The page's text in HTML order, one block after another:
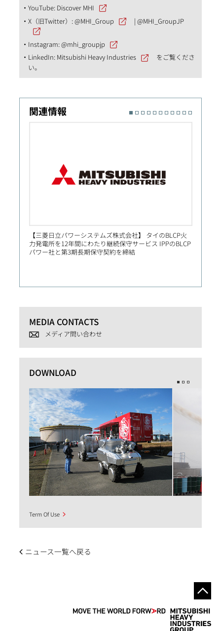
YouTube: Discover MHI
X（旧Twitter）:@MHI_Group |@MHI_GroupJP
Instagram:@mhi_groupjp
LinkedIn: Mitsubishi Heavy Industries
をご覧くださ
い。
関連情報
【三菱日立パワーシステムズ株式会社】 タイのBLCP火
力発電所を12年間にわたり継続保守サービス IPPのBLCP
パワー社と第3期長期保守契約を締結
MEDIA CONTACTS
メディア問い合わせ
DOWNLOAD
Term Of Use
ニュース一覧へ戻る